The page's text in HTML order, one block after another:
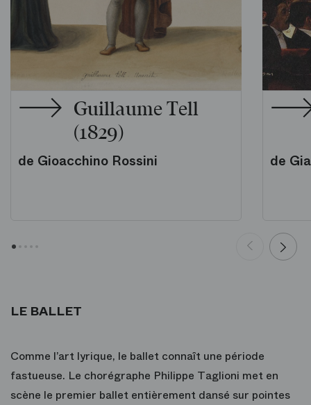
Guillaume Tell
(1829)
de Gioacchino Rossini de
LE BALLET
Comme l’art lyrique, le ballet connaît une période
fastueuse. Le chorégraphe Philippe Taglioni met en
scène le premier ballet entièrement dansé sur pointes